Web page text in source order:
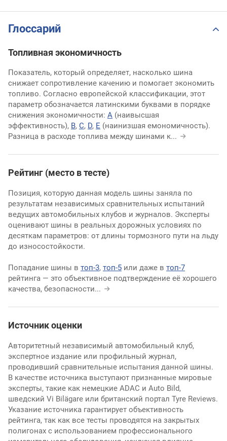
Глоссарий
Топливная экономичность
Показатель, который определяет, насколько шина
снижает сопротивление качению и помогает экономить
топливо. Согласно европейской классификации, этот
параметр обозначается латинскими буквами в порядке
снижения экономичности: A (наивысшая
эффективность), B, C, D, E (наинизшая емономичность).
Разница в расходе топлива между шинами к...
Рейтинг (место в тесте)
Позиция, которую данная модель шины заняла по
результатам независимых сравнительных испытаний
ведущих автомобильных клубов и журналов. Эксперты
оценивают шины в реальных дорожных условиях по
десяткам параметров: от длины тормозного пути на льду
до износостойкости.
Попадание шины в топ-3, топ-5 или даже в топ-7
рейтинга — это объективное подтверждение её хорошего
качества, безопасности...
Источник оценки
Авторитетный независимый автомобильный клуб,
экспертное издание или профильный журнал,
проводивший сравнительные испытания данной шины.
В качестве источника выступают признанные мировые
эксперты, такие как немецкие ADAC и Auto Bild,
шведский Vi Bilägare или британский портал Tyre Reviews.
Указание источника гарантирует объективность
рейтинга, так как все тесты проводятся на закрытых
полигонах с использованием профессионального